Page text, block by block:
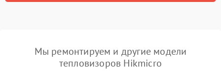
Мы ремонтируем и другие модели
тепловизоров Hikmicro